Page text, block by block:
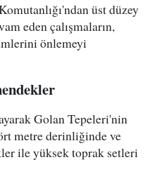
üst düzey
eden çalışmaların,
önlemeyi
Golan Tepeleri'nin
metre derinliğinde ve
ile yüksek toprak setleri